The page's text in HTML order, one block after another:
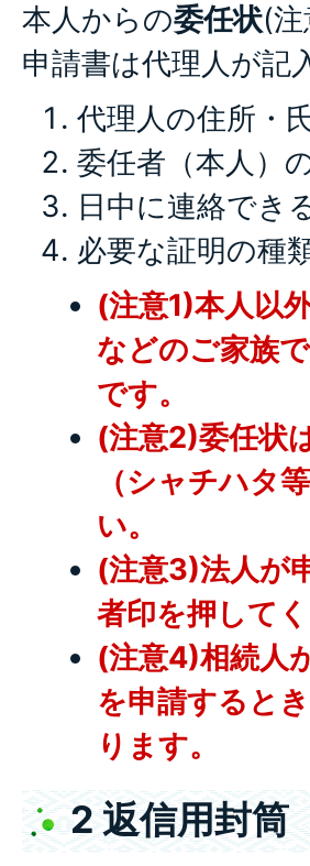
本人からの委任状(
申請書は代理人が記
代理人の住所・
委任者（本人）
日中に連絡でき
必要な証明の種
(注意1)本人以
などのご家族
です。
(注意2)委任状
（シャチハタ
い。
(注意3)法人が
者印を押してく
(注意4)相続人
を申請すると
ります。
2 返信用封筒